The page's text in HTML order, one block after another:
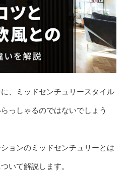
、ミッドセンチュリースタイル
っしゃるのではないでしょう
ョンのミッドセンチュリーとは
いて解説します。